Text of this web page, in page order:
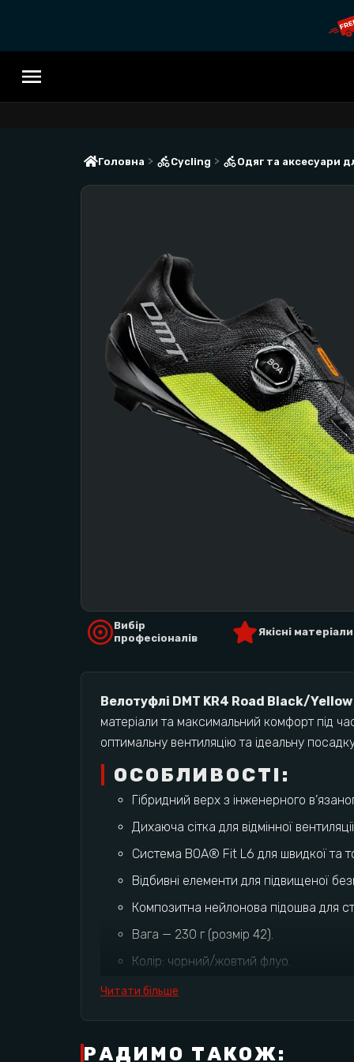
Головна > Cycling > Одяг та аксесуари
Вибір
професіоналів
Якісні матеріали
Велотуфлі DMT KR4 Road Black/
матеріали та максимальний комфорт під
оптимальну вентиляцію та ідеальну
ОСОБЛИВОСТІ:
Гібридний верх з інженерного
Дихаюча сітка для відмінної
Система BOA® Fit L6 для швидкої та
Відбивні елементи для підвищеної
Композитна нейлонова підошва для
Вага — 230 г (розмір 42).
Колір: чорний/жовтий флуо.
МАТЕРІАЛИ:
Читати більше
РАДИМО ТАКОЖ: